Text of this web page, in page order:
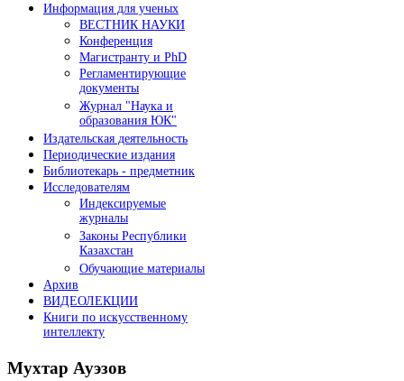
Информация для ученых
ВЕСТНИК НАУКИ
Конференция
Магистранту и PhD
Регламентирующие
документы
Журнал "Наука и
образования ЮК"
Издательская деятельность
Периодические издания
Библиотекарь - предметник
Исследователям
Индексируемые
журналы
Законы Республики
Казахстан
Обучающие материалы
Архив
ВИДЕОЛЕКЦИИ
Книги по искусственному
интеллекту
Мухтар Ауэзов